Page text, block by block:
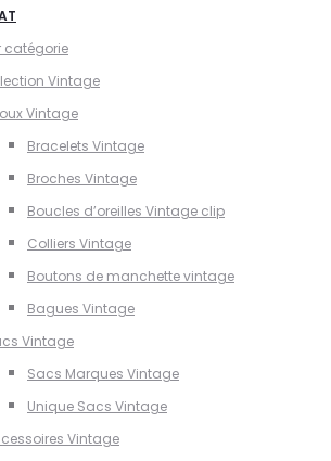
catégorie
Vintage
Vintage
Bracelets Vintage
Broches Vintage
Boucles d’oreilles Vintage clip
Colliers Vintage
Boutons de manchette vintage
Bagues Vintage
Vintage
Sacs Marques Vintage
Unique Sacs Vintage
Vintage